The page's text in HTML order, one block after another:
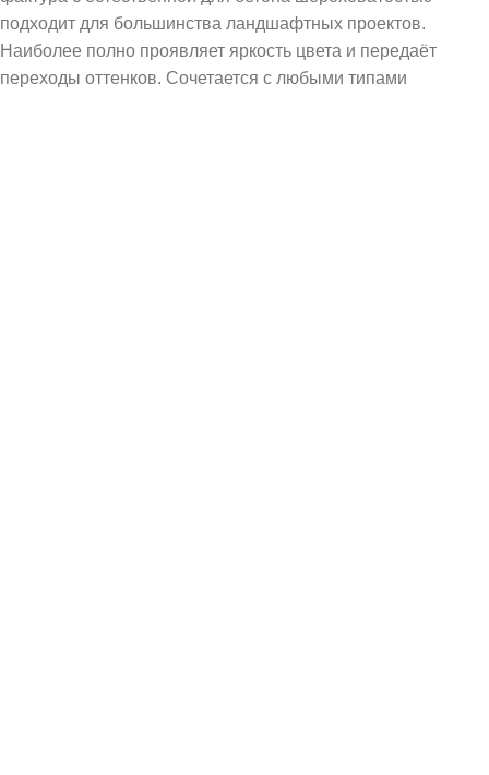
подходит для большинства ландшафтных проектов.
Наиболее полно проявляет яркость цвета и передаёт
переходы оттенков. Сочетается с любыми типами